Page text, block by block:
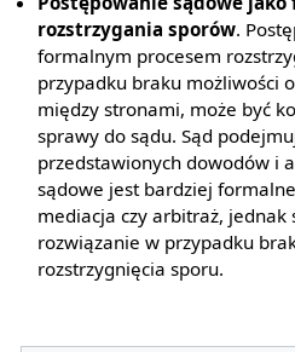
rozstrzygania sporów.
formalnym procesem
przypadku braku możliwości
między stronami, może być
sprawy do sądu. Sąd
przedstawionych dowodów i
sądowe jest bardziej
mediacja czy arbitraż, jednak
rozwiązanie w przypadku
rozstrzygnięcia sporu.